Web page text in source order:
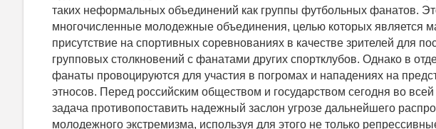
таких неформальных объединений как группы футбольных фанатов.
многочисленные молодежные объединения, целью которых является
присутствие на спортивных соревнованиях в качестве зрителей для
групповых столкновений с фанатами других спортклубов. Однако в
фанаты провоцируются для участия в погромах и нападениях на
этносов. Перед российским обществом и государством сегодня во всей
задача противопоставить надежный заслон угрозе дальнейшего
молодежного экстремизма, используя для этого не только